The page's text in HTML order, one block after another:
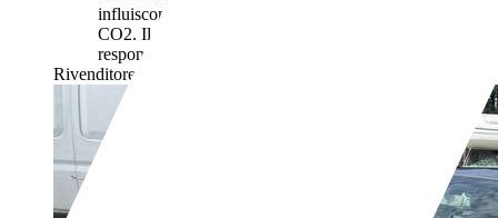
influiscono su consumo di carburante e emissioni di
CO2. Il CO2 è il gas a effetto serra principalmente
responsabile del riscaldamento terrestre.
Rivenditore,